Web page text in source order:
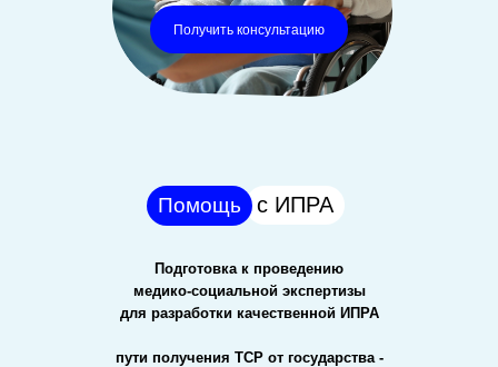
Получить консультацию
Помощь с ИПРА
Подготовка к проведению
медико-социальной экспертизы
для разработки качественной ИПРА
пути получения ТСР от государства -